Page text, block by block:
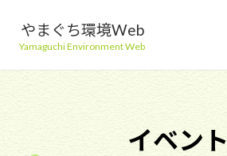
やまぐち環境Web
Yamaguchi Environment Web
イベント